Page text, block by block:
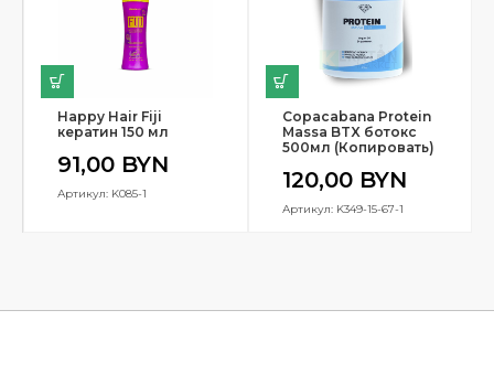
Happy Hair Fiji
кератин 150 мл
91,00 BYN
Артикул: K085-1
Copacabana Protein
Massa BTX ботокс
500мл (Копировать)
120,00 BYN
Артикул: K349-15-67-1